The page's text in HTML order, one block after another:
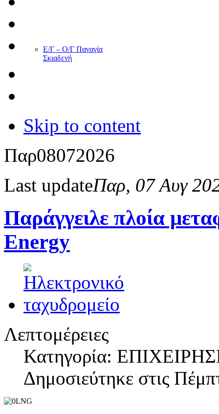
Ε/Γ – Ο/Γ Παναγία
Σκιαδενή
Skip to content
Παρ08072026
Last updateΠαρ, 07 Αυγ
Παράγγειλε πλοία
Energy
Λεπτομέρειες
Κατηγορία:
Δημοσιεύτηκε στις